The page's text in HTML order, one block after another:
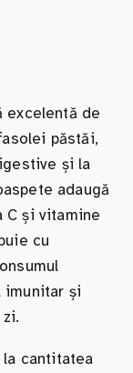
excelentă de
păstăi,
și la
adaugă
C și vitamine
cu
imunitar și
cantitatea